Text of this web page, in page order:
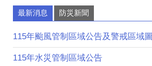
最新消息 防災新聞
115年颱風管制區域公告及警戒區域圖
115年水災管制區域公告